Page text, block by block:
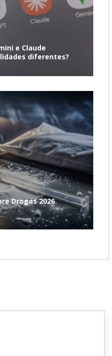
e Claude
diferentes?
Drogas 2026